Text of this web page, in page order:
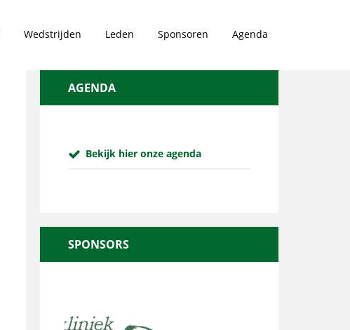
Wedstrijden Leden Sponsoren Agenda
AGENDA
Bekijk hier onze agenda
SPONSORS